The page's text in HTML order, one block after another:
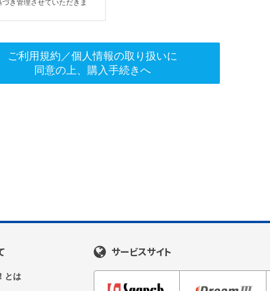
ご利用規約／個人情報の取り扱いに
同意の上、購入手続きへ
とは
サービスサイト